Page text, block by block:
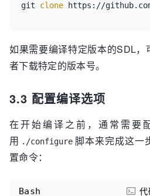
git clone
如果需要编译特定版本的SDL
者下载特定的版本号。
3.3 配置编译选项
在开始编译之前，通常需要
用 ./configure 脚本来完成这一
置命令：
Bash 代